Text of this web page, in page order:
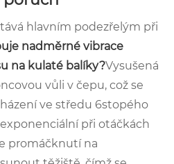
hlavním podezřelým při
nadměrné vibrace
na kulaté balíky?Vysušená
vůli v čepu, což se
ve středu 6stopého
při otáčkách
promáčknutí na